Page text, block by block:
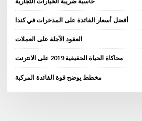
أفضل أسعار الفائدة على المدخرات في كندا
العقود الآجلة على العملات
محاكاة الحياة الحقيقية 2019 على الانترنت
مخطط يوضح قوة الفائدة المركبة